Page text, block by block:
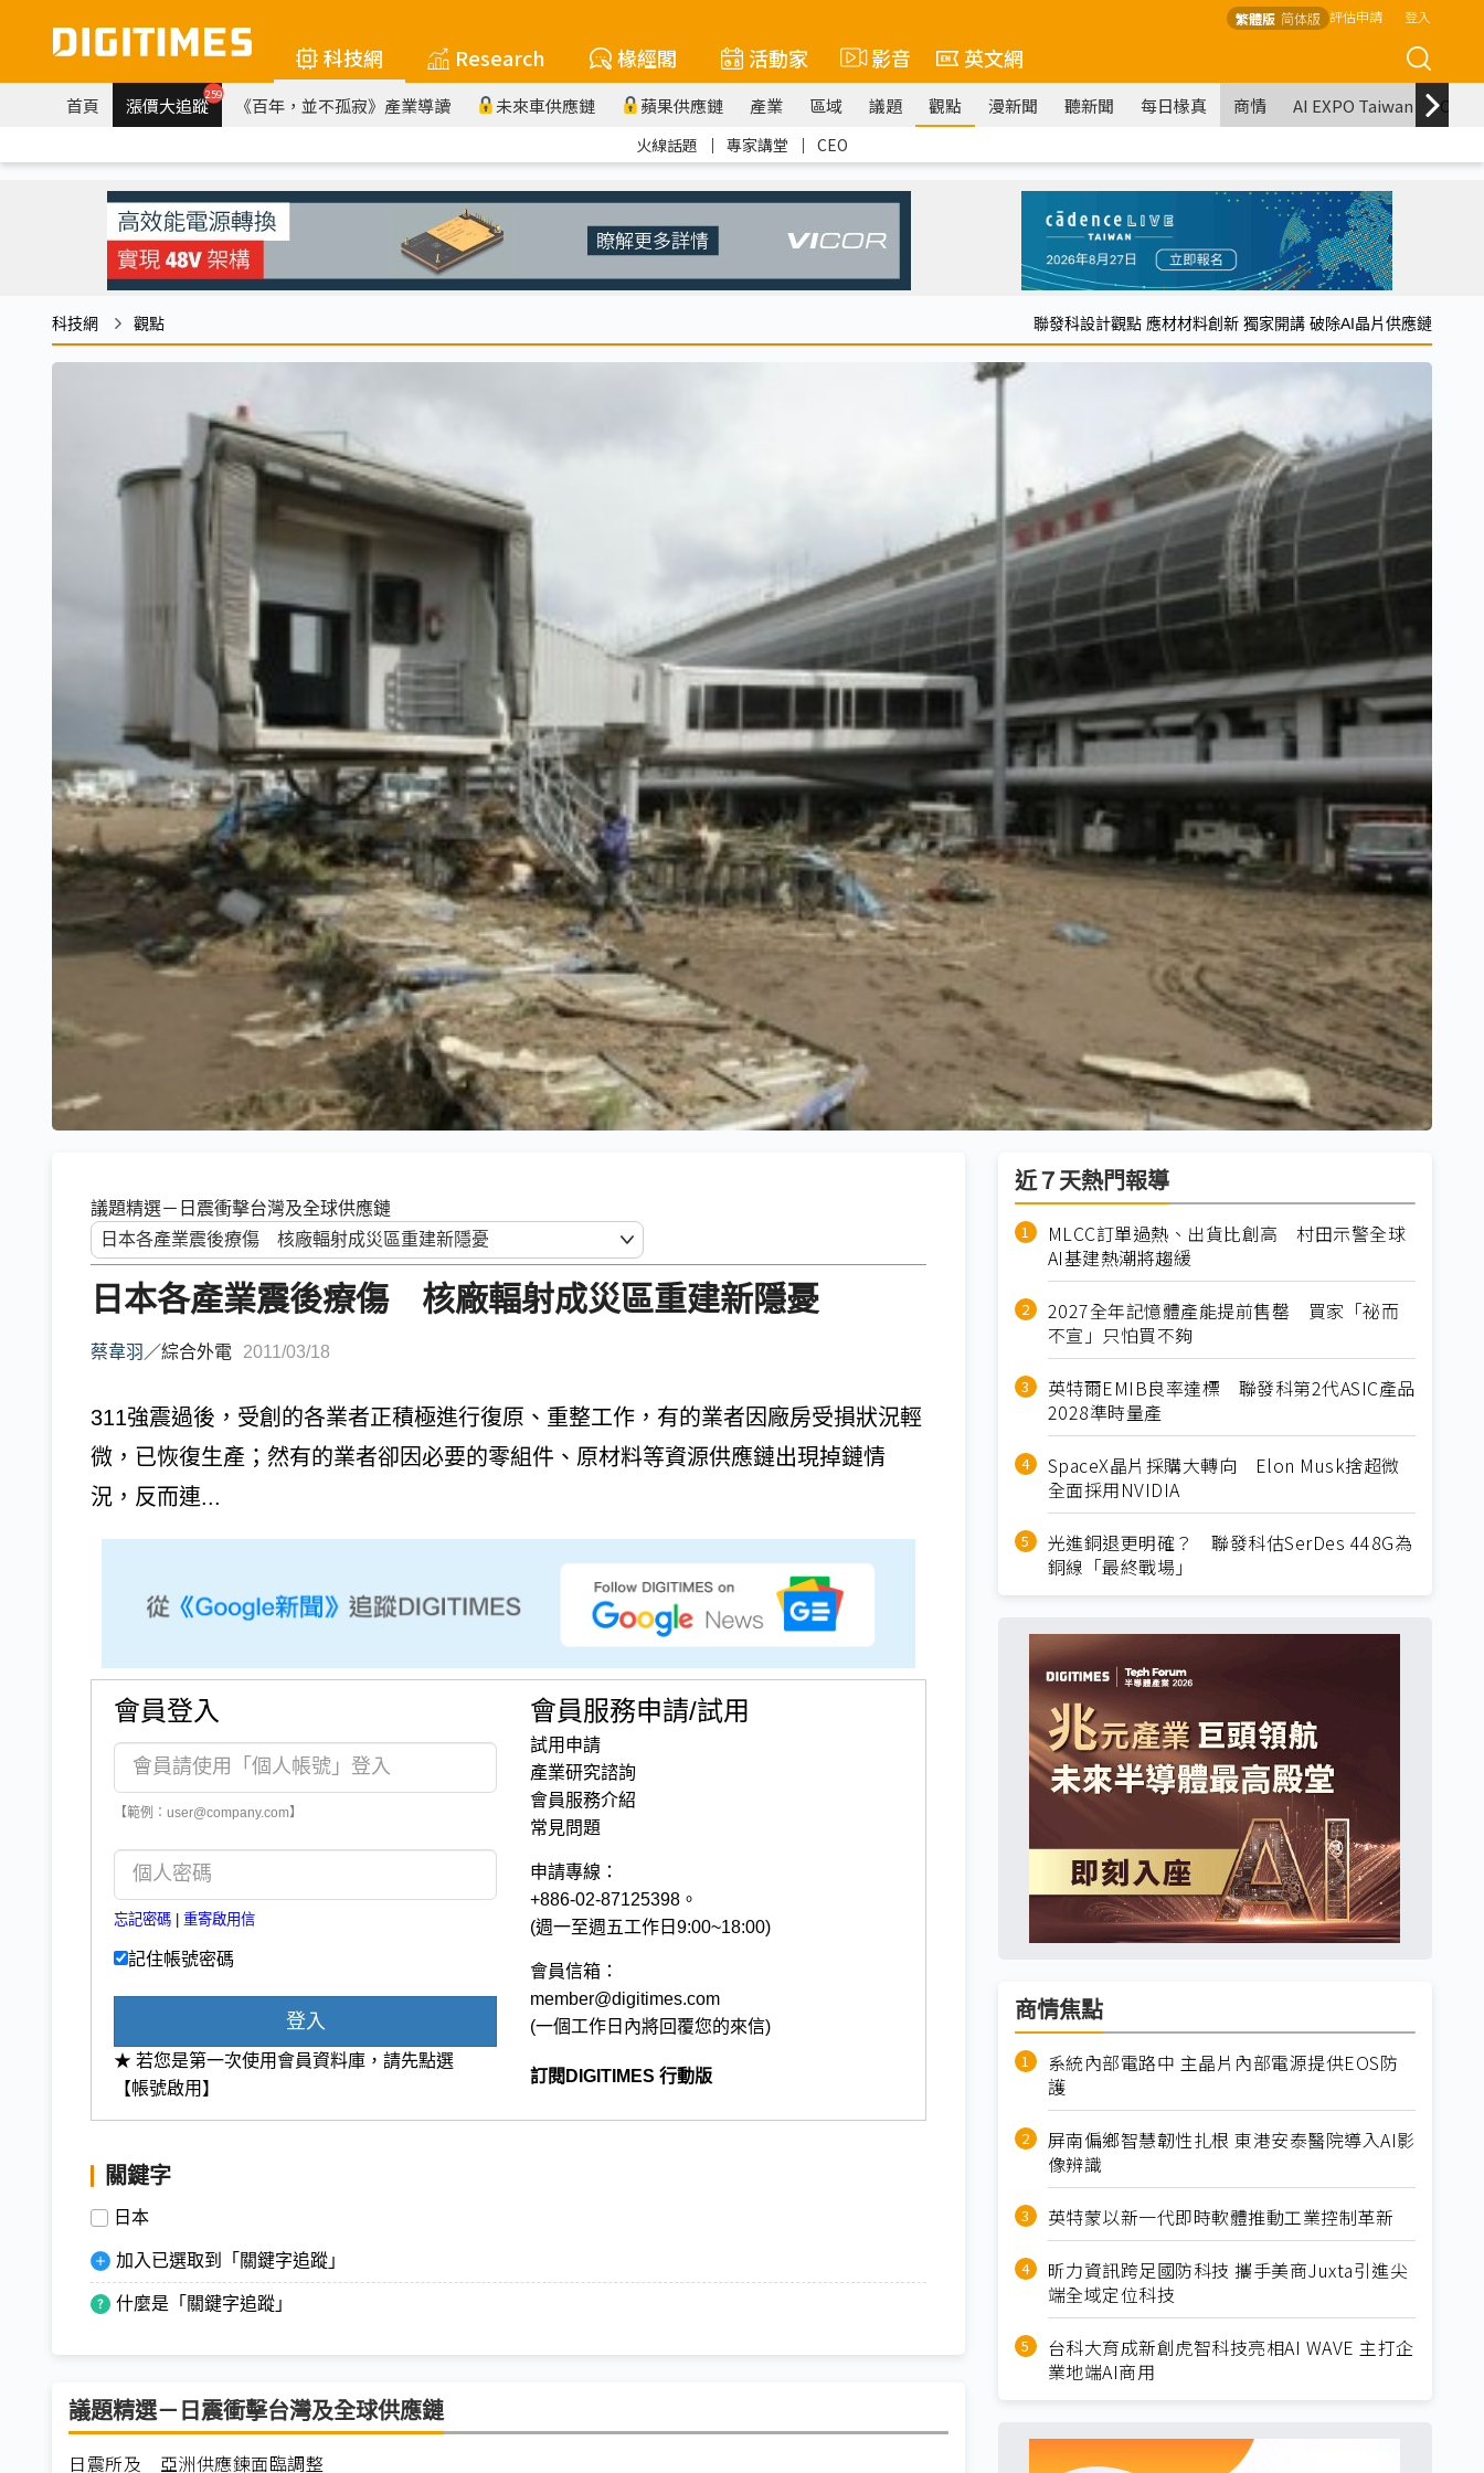
繁體版 简体版 評估申請 登入
科技網 Research 椽經閣 活動家 影音 英文網
首頁 漲價大追蹤259 《百年，並不孤寂》產業導讀 未來車供應鏈 蘋果供應鏈 產業 區域 議題 觀點 漫新聞 聽新聞 每日椽真 商情 AI EXPO Taiwan
火線話題 ｜ 專家講堂 ｜ CEO
科技網 觀點 聯發科設計觀點 應材材料創新 獨家開講 破除AI晶片供應鏈
議題精選－日震衝擊台灣及全球供應鏈
日本各產業震後療傷 核廠輻射成災區重建新隱憂
蔡韋羽 ／綜合外電 2011/03/18
311強震過後，受創的各業者正積極進行復原、重整工作，有的業者因廠房受損狀況輕
微，已恢復生產；然有的業者卻因必要的零組件、原材料等資源供應鏈出現掉鏈情
況，反而連...
會員登入
【範例：user@company.com】
忘記密碼 重寄啟用信
記住帳號密碼
登入
★ 若您是第一次使用會員資料庫，請先點選
【帳號啟用】
會員服務申請/試用
試用申請
產業研究諮詢
會員服務介紹
常見問題
申請專線：
+886-02-87125398。
(週一至週五工作日9:00~18:00)
會員信箱：
member@digitimes.com
(一個工作日內將回覆您的來信)
訂閱DIGITIMES 行動版
關鍵字
日本
加入已選取到「關鍵字追蹤」
什麼是「關鍵字追蹤」
議題精選－日震衝擊台灣及全球供應鏈
日震所及 亞洲供應鍊面臨調整
近７天熱門報導
MLCC訂單過熱、出貨比創高 村田示警全球
AI基建熱潮將趨緩
2027全年記憶體產能提前售罄 買家「祕而
不宣」只怕買不夠
英特爾EMIB良率達標 聯發科第2代ASIC產品
2028準時量產
SpaceX晶片採購大轉向 Elon Musk捨超微
全面採用NVIDIA
光進銅退更明確？ 聯發科估SerDes 448G為
銅線「最終戰場」
商情焦點
系統內部電路中 主晶片內部電源提供EOS防
護
屏南偏鄉智慧韌性扎根 東港安泰醫院導入AI影
像辨識
英特蒙以新一代即時軟體推動工業控制革新
昕力資訊跨足國防科技 攜手美商Juxta引進尖
端全域定位科技
台科大育成新創虎智科技亮相AI WAVE 主打企
業地端AI商用